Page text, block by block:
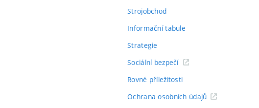
Strojobchod
Informační tabule
Strategie
Sociální bezpečí
Rovné příležitosti
Ochrana osobních údajů